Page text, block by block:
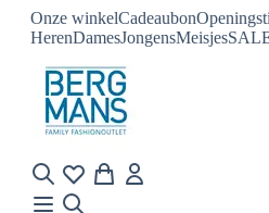
Onze winkelCadeaubon
HerenDamesJongensMeisjes